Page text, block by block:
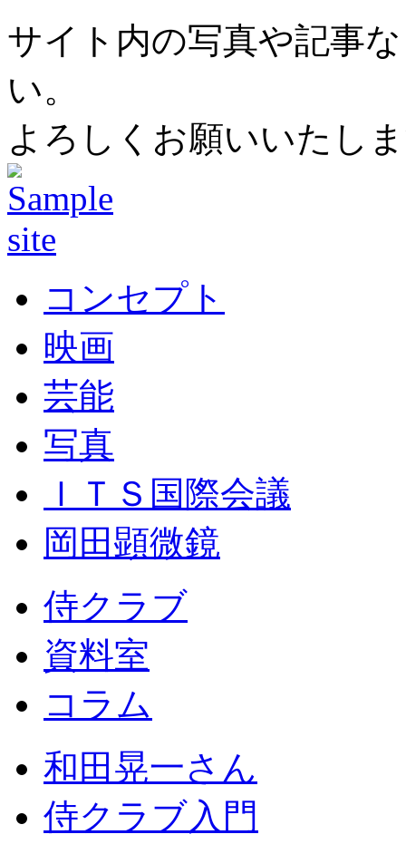
サイト内の写真や記事
い。
よろしくお願いいたし
コンセプト
映画
芸能
写真
ＩＴＳ国際会議
岡田顕微鏡
侍クラブ
資料室
コラム
和田晃一さん
侍クラブ入門